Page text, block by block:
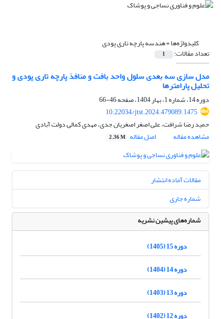
کلیدواژه‌ها =هندسه پارچه تاری پودی
تعداد مقالات: 1
مدل سازی سه بعدی سلول واحد بافت و منافذ پارچه تاری پودی و
تحلیل پارامترها
دوره 14، شماره 1، بهار 1404، صفحه
46-66
10.22034/jtst.2024.479089.1475
حمید رضا شرافت، علی اصغر اصغریان جدی، مهدی کمالی دولت آبادی
مشاهده مقاله
اصل مقاله 2.36 M
مقالات آماده انتشار
شماره جاری
شماره‌های پیشین نشریه
دوره 15 (1405)
دوره 14 (1404)
دوره 13 (1403)
دوره 12 (1402)